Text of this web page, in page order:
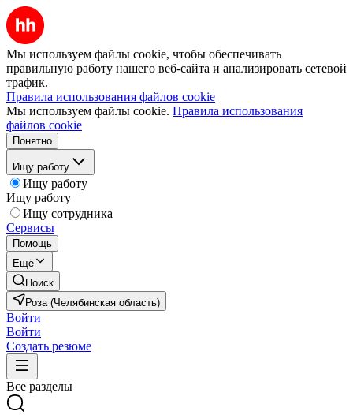
Мы используем файлы cookie, чтобы обеспечивать
правильную работу нашего веб-сайта и анализировать сетевой
трафик.
Правила использования файлов cookie
Мы используем файлы cookie. Правила использования
файлов cookie
Понятно
Ищу работу
Ищу работу
Ищу работу
Ищу сотрудника
Сервисы
Помощь
Ещё
Поиск
Роза (Челябинская область)
Войти
Войти
Создать резюме
Все разделы